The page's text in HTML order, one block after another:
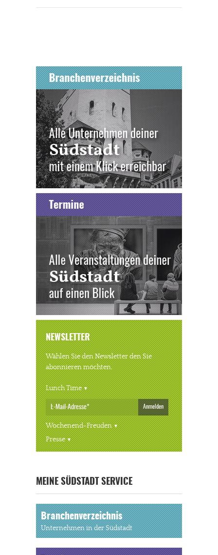
« ALLE VERANSTALTUNGEN
NEWSLETTER
Wählen Sie den Newsletter den Sie
abonnieren möchten.
Lunch Time
Anmelden
Wochenend-Freuden
Presse
MEINE SÜDSTADT SERVICE
Branchenverzeichnis
Unternehmen in der Südstadt